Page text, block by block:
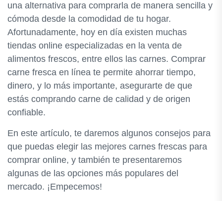
una alternativa para comprarla de manera sencilla y
cómoda desde la comodidad de tu hogar.
Afortunadamente, hoy en día existen muchas
tiendas online especializadas en la venta de
alimentos frescos, entre ellos las carnes. Comprar
carne fresca en línea te permite ahorrar tiempo,
dinero, y lo más importante, asegurarte de que
estás comprando carne de calidad y de origen
confiable.
En este artículo, te daremos algunos consejos para
que puedas elegir las mejores carnes frescas para
comprar online, y también te presentaremos
algunas de las opciones más populares del
mercado. ¡Empecemos!